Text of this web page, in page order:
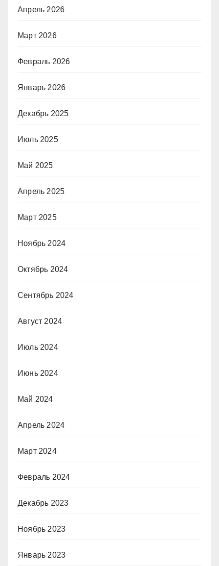
Апрель 2026
Март 2026
Февраль 2026
Январь 2026
Декабрь 2025
Июль 2025
Май 2025
Апрель 2025
Март 2025
Ноябрь 2024
Октябрь 2024
Сентябрь 2024
Август 2024
Июль 2024
Июнь 2024
Май 2024
Апрель 2024
Март 2024
Февраль 2024
Декабрь 2023
Ноябрь 2023
Январь 2023